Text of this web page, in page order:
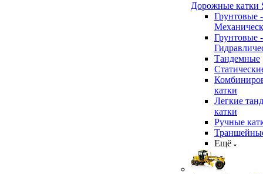
Дорожные катки
Грунтовые -
Грунтовые -
Тандемные
катки
Легкие
катки
Ручные
Ещё